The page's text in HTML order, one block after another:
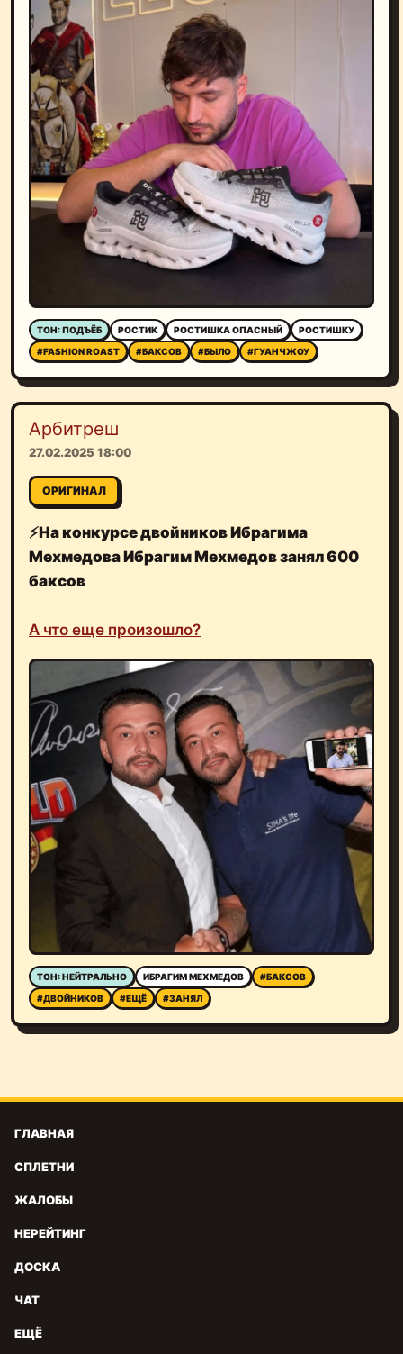
ТОН: ПОДЪЁБ РОСТИК РОСТИШКА ОПАСНЫЙ
РОСТИШКУ
#FASHION ROAST
#БАКСОВ #БЫЛО #ГУАНЧЖОУ
Арбитреш
27.02.2025 18:00
ОРИГИНАЛ
⚡️На конкурсе двойников Ибрагима
Мехмедова Ибрагим Мехмедов занял 600
баксов
А что еще произошло?
ТОН: НЕЙТРАЛЬНО ИБРАГИМ МЕХМЕДОВ
#БАКСОВ
#ДВОЙНИКОВ
#ЕЩЁ #ЗАНЯЛ
ГЛАВНАЯ
СПЛЕТНИ
ЖАЛОБЫ
НЕРЕЙТИНГ
ДОСКА
ЧАТ
ЕЩЁ